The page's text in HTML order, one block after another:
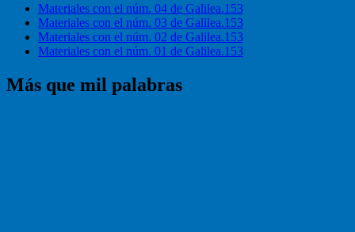
Materiales con el núm. 04 de Galilea.153
Materiales con el núm. 03 de Galilea.153
Materiales con el núm. 02 de Galilea.153
Materiales con el núm. 01 de Galilea.153
Más que mil palabras